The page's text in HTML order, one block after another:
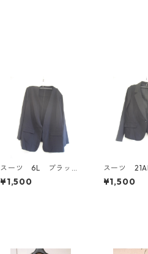
スーツ 6L ブラッ
ク IY-4529
¥1,500
スーツ
ラック IY-
¥1,500